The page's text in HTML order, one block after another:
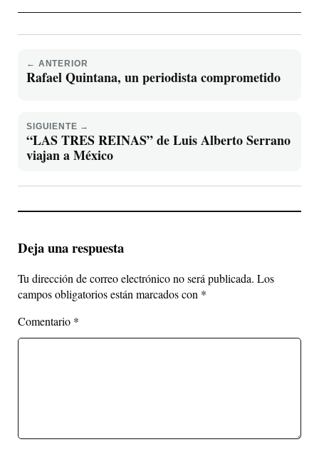
← ANTERIOR
Rafael Quintana, un periodista comprometido
SIGUIENTE →
“LAS TRES REINAS” de Luis Alberto Serrano
viajan a México
Deja una respuesta
Tu dirección de correo electrónico no será publicada. Los
campos obligatorios están marcados con *
Comentario *